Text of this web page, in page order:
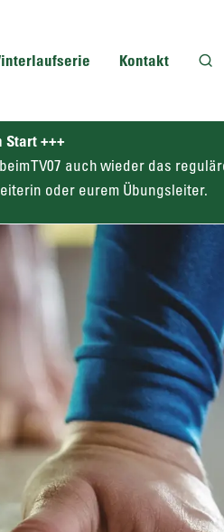
Kontakt
Start +++
TV07 auch wieder das
oder eurem Übungsleiter.